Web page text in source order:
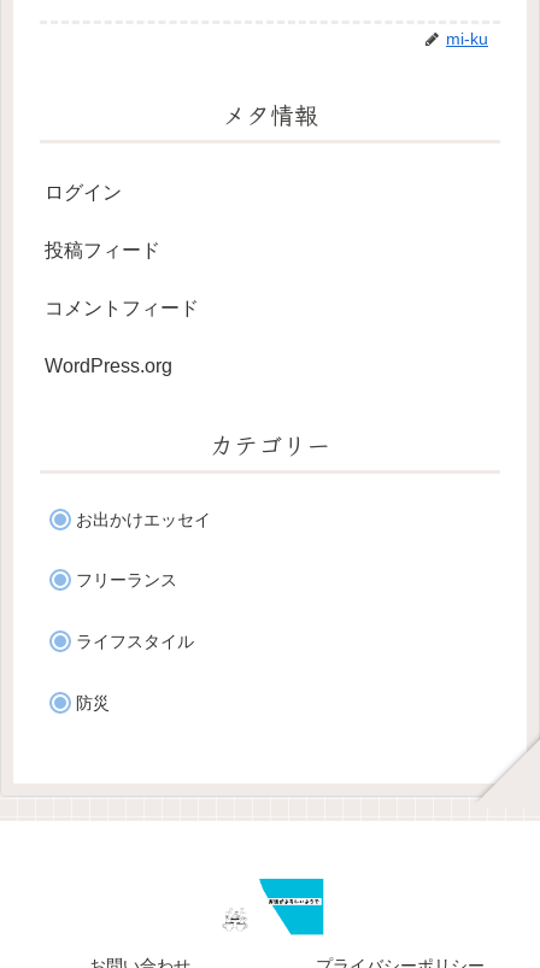
mi-ku
メタ情報
ログイン
投稿フィード
コメントフィード
WordPress.org
カテゴリー
お出かけエッセイ
フリーランス
ライフスタイル
防災